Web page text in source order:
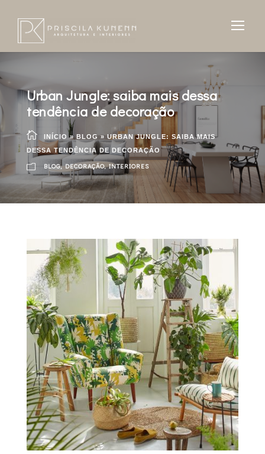
Urban Jungle: saiba mais dessa
tendência de decoração
INÍCIO » BLOG»URBAN JUNGLE: SAIBA MAIS
DESSA TENDÊNCIA DE DECORAÇÃO
BLOG, DECORAÇÃO, INTERIORES